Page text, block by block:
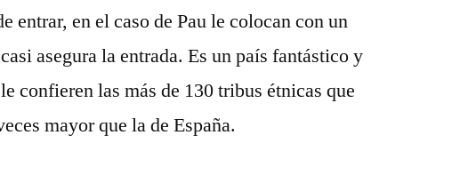
entrar, en el caso de Pau le colocan con un
asegura la entrada. Es un país fantástico y
confieren las más de 130 tribus étnicas que
mayor que la de España.